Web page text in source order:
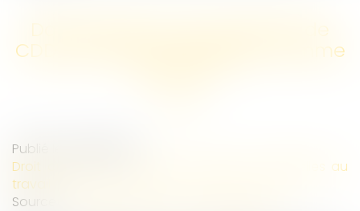
Dans quels cas une rupture de
CDD peut être considérée comme
Publié le :
Droit du travail - Salariés
Relation individuelles au
travail
Source :